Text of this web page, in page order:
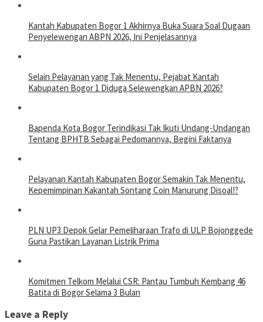
Kantah Kabupaten Bogor 1 Akhirnya Buka Suara Soal Dugaan
Penyelewengan ABPN 2026, Ini Penjelasannya
Selain Pelayanan yang Tak Menentu, Pejabat Kantah
Kabupaten Bogor 1 Diduga Selewengkan APBN 2026?
Bapenda Kota Bogor Terindikasi Tak Ikuti Undang-Undangan
Tentang BPHTB Sebagai Pedomannya, Begini Faktanya
Pelayanan Kantah Kabupaten Bogor Semakin Tak Menentu,
Kepemimpinan Kakantah Sontang Coin Manurung Disoal!?
PLN UP3 Depok Gelar Pemeliharaan Trafo di ULP Bojonggede
Guna Pastikan Layanan Listrik Prima
Komitmen Telkom Melalui CSR: Pantau Tumbuh Kembang 46
Batita di Bogor Selama 3 Bulan
Leave a Reply